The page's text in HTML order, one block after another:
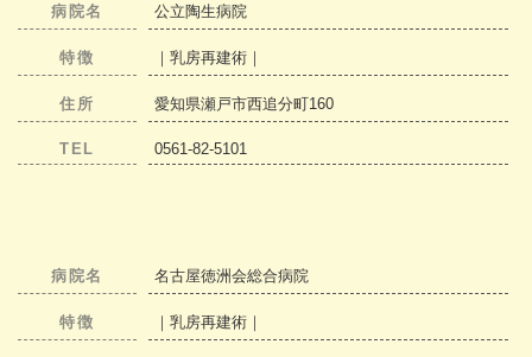
病院名 公立陶生病院
特徴 ｜乳房再建術｜
住所 愛知県瀬戸市西追分町160
TEL 0561-82-5101
病院名 名古屋徳洲会総合病院
特徴 ｜乳房再建術｜